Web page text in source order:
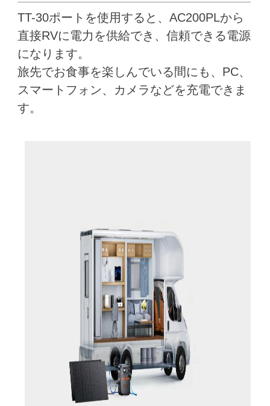
TT-30ポートを使用すると、AC200PLから
直接RVに電力を供給でき、信頼できる電源
になります。
旅先でお食事を楽しんでいる間にも、PC、
スマートフォン、カメラなどを充電できま
す。